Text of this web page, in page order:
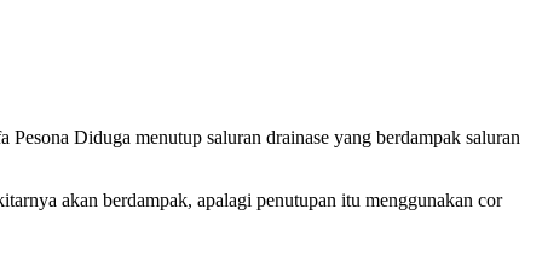
Diduga menutup saluran drainase yang berdampak saluran
akan berdampak, apalagi penutupan itu menggunakan cor